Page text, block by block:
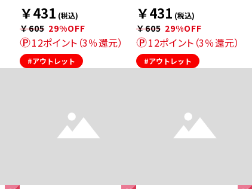
￥431 (税込)
￥605 29%OFF
12ポイント（3％還元）
#アウトレット
￥431 (税込)
￥605 29%OFF
12ポイント（3％還元）
#アウトレット